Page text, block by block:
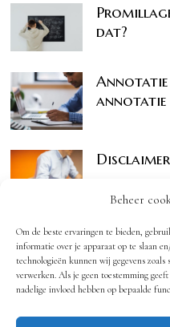
Beheer
Om de beste ervaringen te bieden,
informatie over je apparaat op te slaan
technologieën kunnen wij gegevens
verwerken. Als je geen toestemming
nadelige invloed hebben op bepaalde
dat?
Annotatie
annotatie
OOK INTERESSANT